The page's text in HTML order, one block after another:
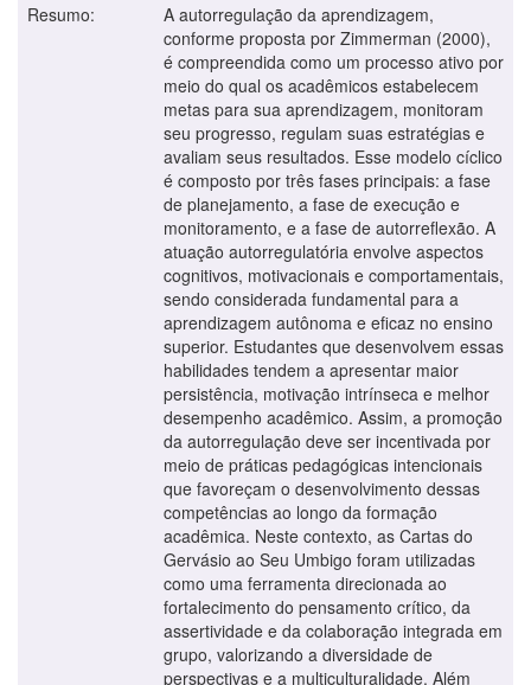
Resumo:
A autorregulação da aprendizagem,
conforme proposta por Zimmerman (2000),
é compreendida como um processo ativo por
meio do qual os acadêmicos estabelecem
metas para sua aprendizagem, monitoram
seu progresso, regulam suas estratégias e
avaliam seus resultados. Esse modelo cíclico
é composto por três fases principais: a fase
de planejamento, a fase de execução e
monitoramento, e a fase de autorreflexão. A
atuação autorregulatória envolve aspectos
cognitivos, motivacionais e comportamentais,
sendo considerada fundamental para a
aprendizagem autônoma e eficaz no ensino
superior. Estudantes que desenvolvem essas
habilidades tendem a apresentar maior
persistência, motivação intrínseca e melhor
desempenho acadêmico. Assim, a promoção
da autorregulação deve ser incentivada por
meio de práticas pedagógicas intencionais
que favoreçam o desenvolvimento dessas
competências ao longo da formação
acadêmica. Neste contexto, as Cartas do
Gervásio ao Seu Umbigo foram utilizadas
como uma ferramenta direcionada ao
fortalecimento do pensamento crítico, da
assertividade e da colaboração integrada em
grupo, valorizando a diversidade de
perspectivas e a multiculturalidade. Além